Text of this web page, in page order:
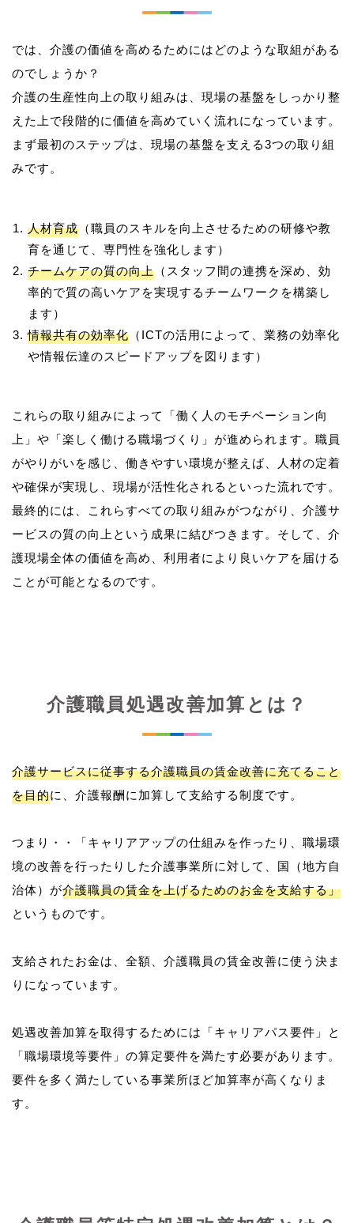
では、介護の価値を高めるためにはどのような取組がある
のでしょうか？
介護の生産性向上の取り組みは、現場の基盤をしっかり整
えた上で段階的に価値を高めていく流れになっています。
まず最初のステップは、現場の基盤を支える3つの取り組
人材育成 （職員のスキルを向上させるための研修や教
育を通じて、専門性を強化します）
チームケアの質の向上 （スタッフ間の連携を深め、効
率的で質の高いケアを実現するチームワークを構築し
ます）
情報共有の効率化 （ICTの活用によって、業務の効率化
や情報伝達のスピードアップを図ります）
これらの取り組みによって「働く人のモチベーション向
上」や「楽しく働ける職場づくり」が進められます。職員
がやりがいを感じ、働きやすい環境が整えば、人材の定着
や確保が実現し、現場が活性化されるといった流れです。
最終的には、これらすべての取り組みがつながり、介護サ
ービスの質の向上という成果に結びつきます。そして、介
護現場全体の価値を高め、利用者により良いケアを届ける
介護職員処遇改善加算とは？
介護サービスに従事する介護職員の賃金改善に充てること
を目的に、介護報酬に加算して支給する制度です。
つまり・・「キャリアアップの仕組みを作ったり、職場環
境の改善を行ったりした介護事業所に対して、国（地方自
治体）が介護職員の賃金を上げるためのお金を支給する」
というものです。
支給されたお金は、全額、介護職員の賃金改善に使う決ま
りになっています。
処遇改善加算を取得するためには「キャリアパス要件」と
「職場環境等要件」の算定要件を満たす必要があります。
要件を多く満たしている事業所ほど加算率が高くなりま
す。